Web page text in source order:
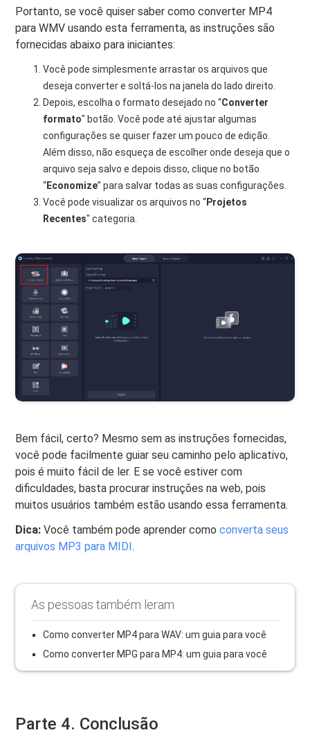
Portanto, se você quiser saber como converter MP4
para WMV usando esta ferramenta, as instruções são
fornecidas abaixo para iniciantes:
Você pode simplesmente arrastar os arquivos que
deseja converter e soltá-los na janela do lado direito.
Depois, escolha o formato desejado no “Converter
formato" botão. Você pode até ajustar algumas
configurações se quiser fazer um pouco de edição.
Além disso, não esqueça de escolher onde deseja que o
arquivo seja salvo e depois disso, clique no botão
“Economize” para salvar todas as suas configurações.
Você pode visualizar os arquivos no “Projetos
Recentes" categoria.
Bem fácil, certo? Mesmo sem as instruções fornecidas,
você pode facilmente guiar seu caminho pelo aplicativo,
pois é muito fácil de ler. E se você estiver com
dificuldades, basta procurar instruções na web, pois
muitos usuários também estão usando essa ferramenta.
Dica: Você também pode aprender comoconverta seus
arquivos MP3 para MIDI.
As pessoas também leram
Como converter MP4 para WAV: um guia para você
Como converter MPG para MP4: um guia para você
Parte 4. Conclusão